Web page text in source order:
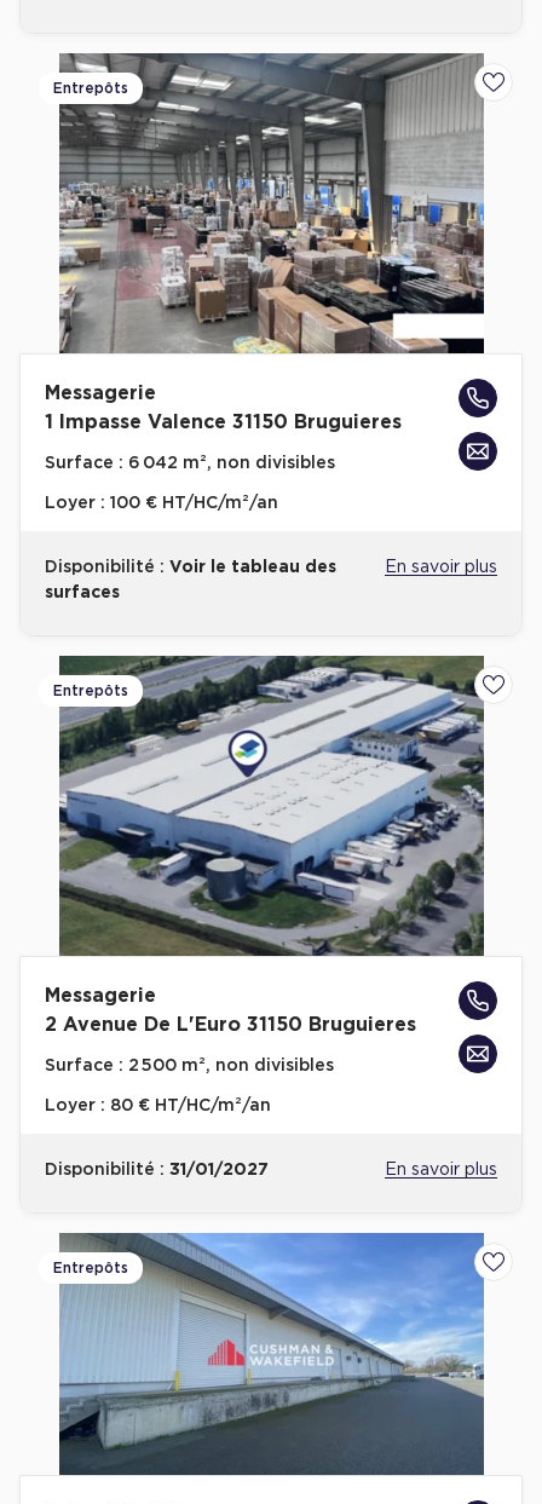
Entrepôts
Messagerie
1 Impasse Valence 31150 Bruguieres
Surface : 6 042 m², non divisibles
Loyer : 100 € HT/HC/m²/an
Disponibilité : Voir le tableau des
surfaces
En savoir plus
Entrepôts
Messagerie
2 Avenue De L'Euro 31150 Bruguieres
Surface : 2 500 m², non divisibles
Loyer : 80 € HT/HC/m²/an
Disponibilité : 31/01/2027 En savoir plus
Entrepôts